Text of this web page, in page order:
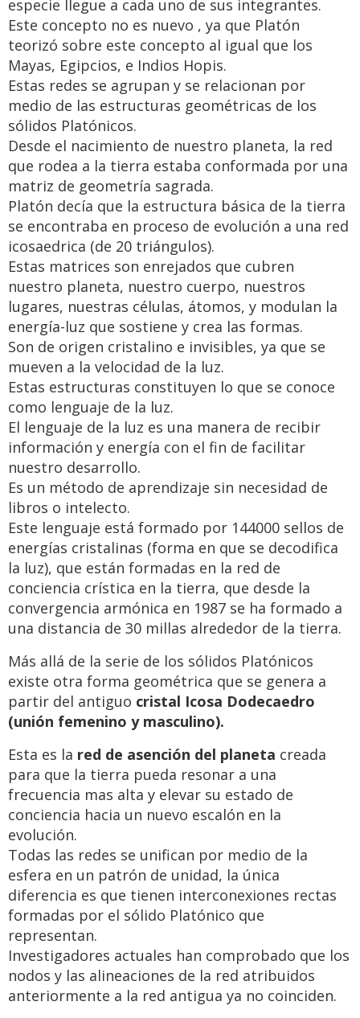
especie llegue a cada uno de sus integrantes.
Este concepto no es nuevo , ya que Platón
teorizó sobre este concepto al igual que los
Mayas, Egipcios, e Indios Hopis.
Estas redes se agrupan y se relacionan por
medio de las estructuras geométricas de los
sólidos Platónicos.
Desde el nacimiento de nuestro planeta, la red
que rodea a la tierra estaba conformada por una
matriz de geometría sagrada.
Platón decía que la estructura básica de la tierra
se encontraba en proceso de evolución a una red
icosaedrica (de 20 triángulos).
Estas matrices son enrejados que cubren
nuestro planeta, nuestro cuerpo, nuestros
lugares, nuestras células, átomos, y modulan la
energía-luz que sostiene y crea las formas.
Son de origen cristalino e invisibles, ya que se
mueven a la velocidad de la luz.
Estas estructuras constituyen lo que se conoce
como lenguaje de la luz.
El lenguaje de la luz es una manera de recibir
información y energía con el fin de facilitar
nuestro desarrollo.
Es un método de aprendizaje sin necesidad de
libros o intelecto.
Este lenguaje está formado por 144000 sellos de
energías cristalinas (forma en que se decodifica
la luz), que están formadas en la red de
conciencia crística en la tierra, que desde la
convergencia armónica en 1987 se ha formado a
una distancia de 30 millas alrededor de la tierra.
Más allá de la serie de los sólidos Platónicos
existe otra forma geométrica que se genera a
partir del antiguo cristal Icosa Dodecaedro
(unión femenino y masculino).
Esta es la red de asención del planeta creada
para que la tierra pueda resonar a una
frecuencia mas alta y elevar su estado de
conciencia hacia un nuevo escalón en la
evolución.
Todas las redes se unifican por medio de la
esfera en un patrón de unidad, la única
diferencia es que tienen interconexiones rectas
formadas por el sólido Platónico que
representan.
Investigadores actuales han comprobado que los
nodos y las alineaciones de la red atribuidos
anteriormente a la red antigua ya no coinciden.